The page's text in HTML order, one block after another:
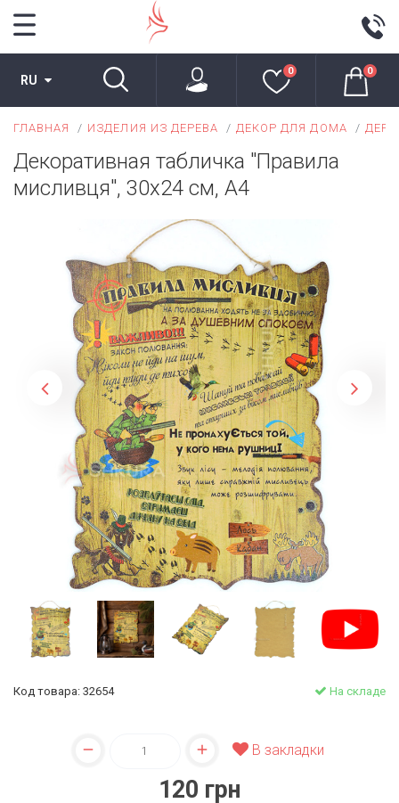
RU
0 0
ГЛАВНАЯ ИЗДЕЛИЯ ИЗ ДЕРЕВА ДЕКОР ДЛЯ ДОМА
Декоративная табличка "Правила
мисливця", 30х24 см, А4
Код товара: 32654 На складе
В закладки
120 грн